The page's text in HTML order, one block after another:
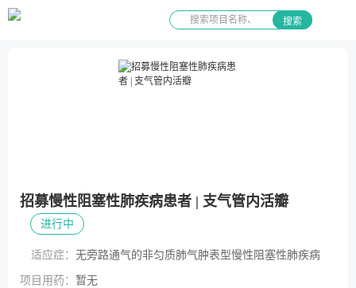
搜索
招募慢性阻塞性肺疾病患者 | 支气管内活瓣
进行中
适应症： 无旁路通气的非匀质肺气肿表型慢性阻塞性肺疾病
项目用药： 暂无